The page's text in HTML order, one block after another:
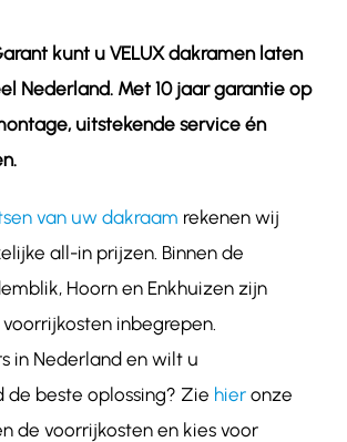
kunt u VELUX dakramen laten
Nederland. Met 10 jaar garantie op
uitstekende service én
van uw dakraam rekenen wij
all-in prijzen. Binnen de
Hoorn en Enkhuizen zijn
inbegrepen.
in Nederland en wilt u
de beste oplossing? Zie hieronze
de voorrijkosten en kies voor